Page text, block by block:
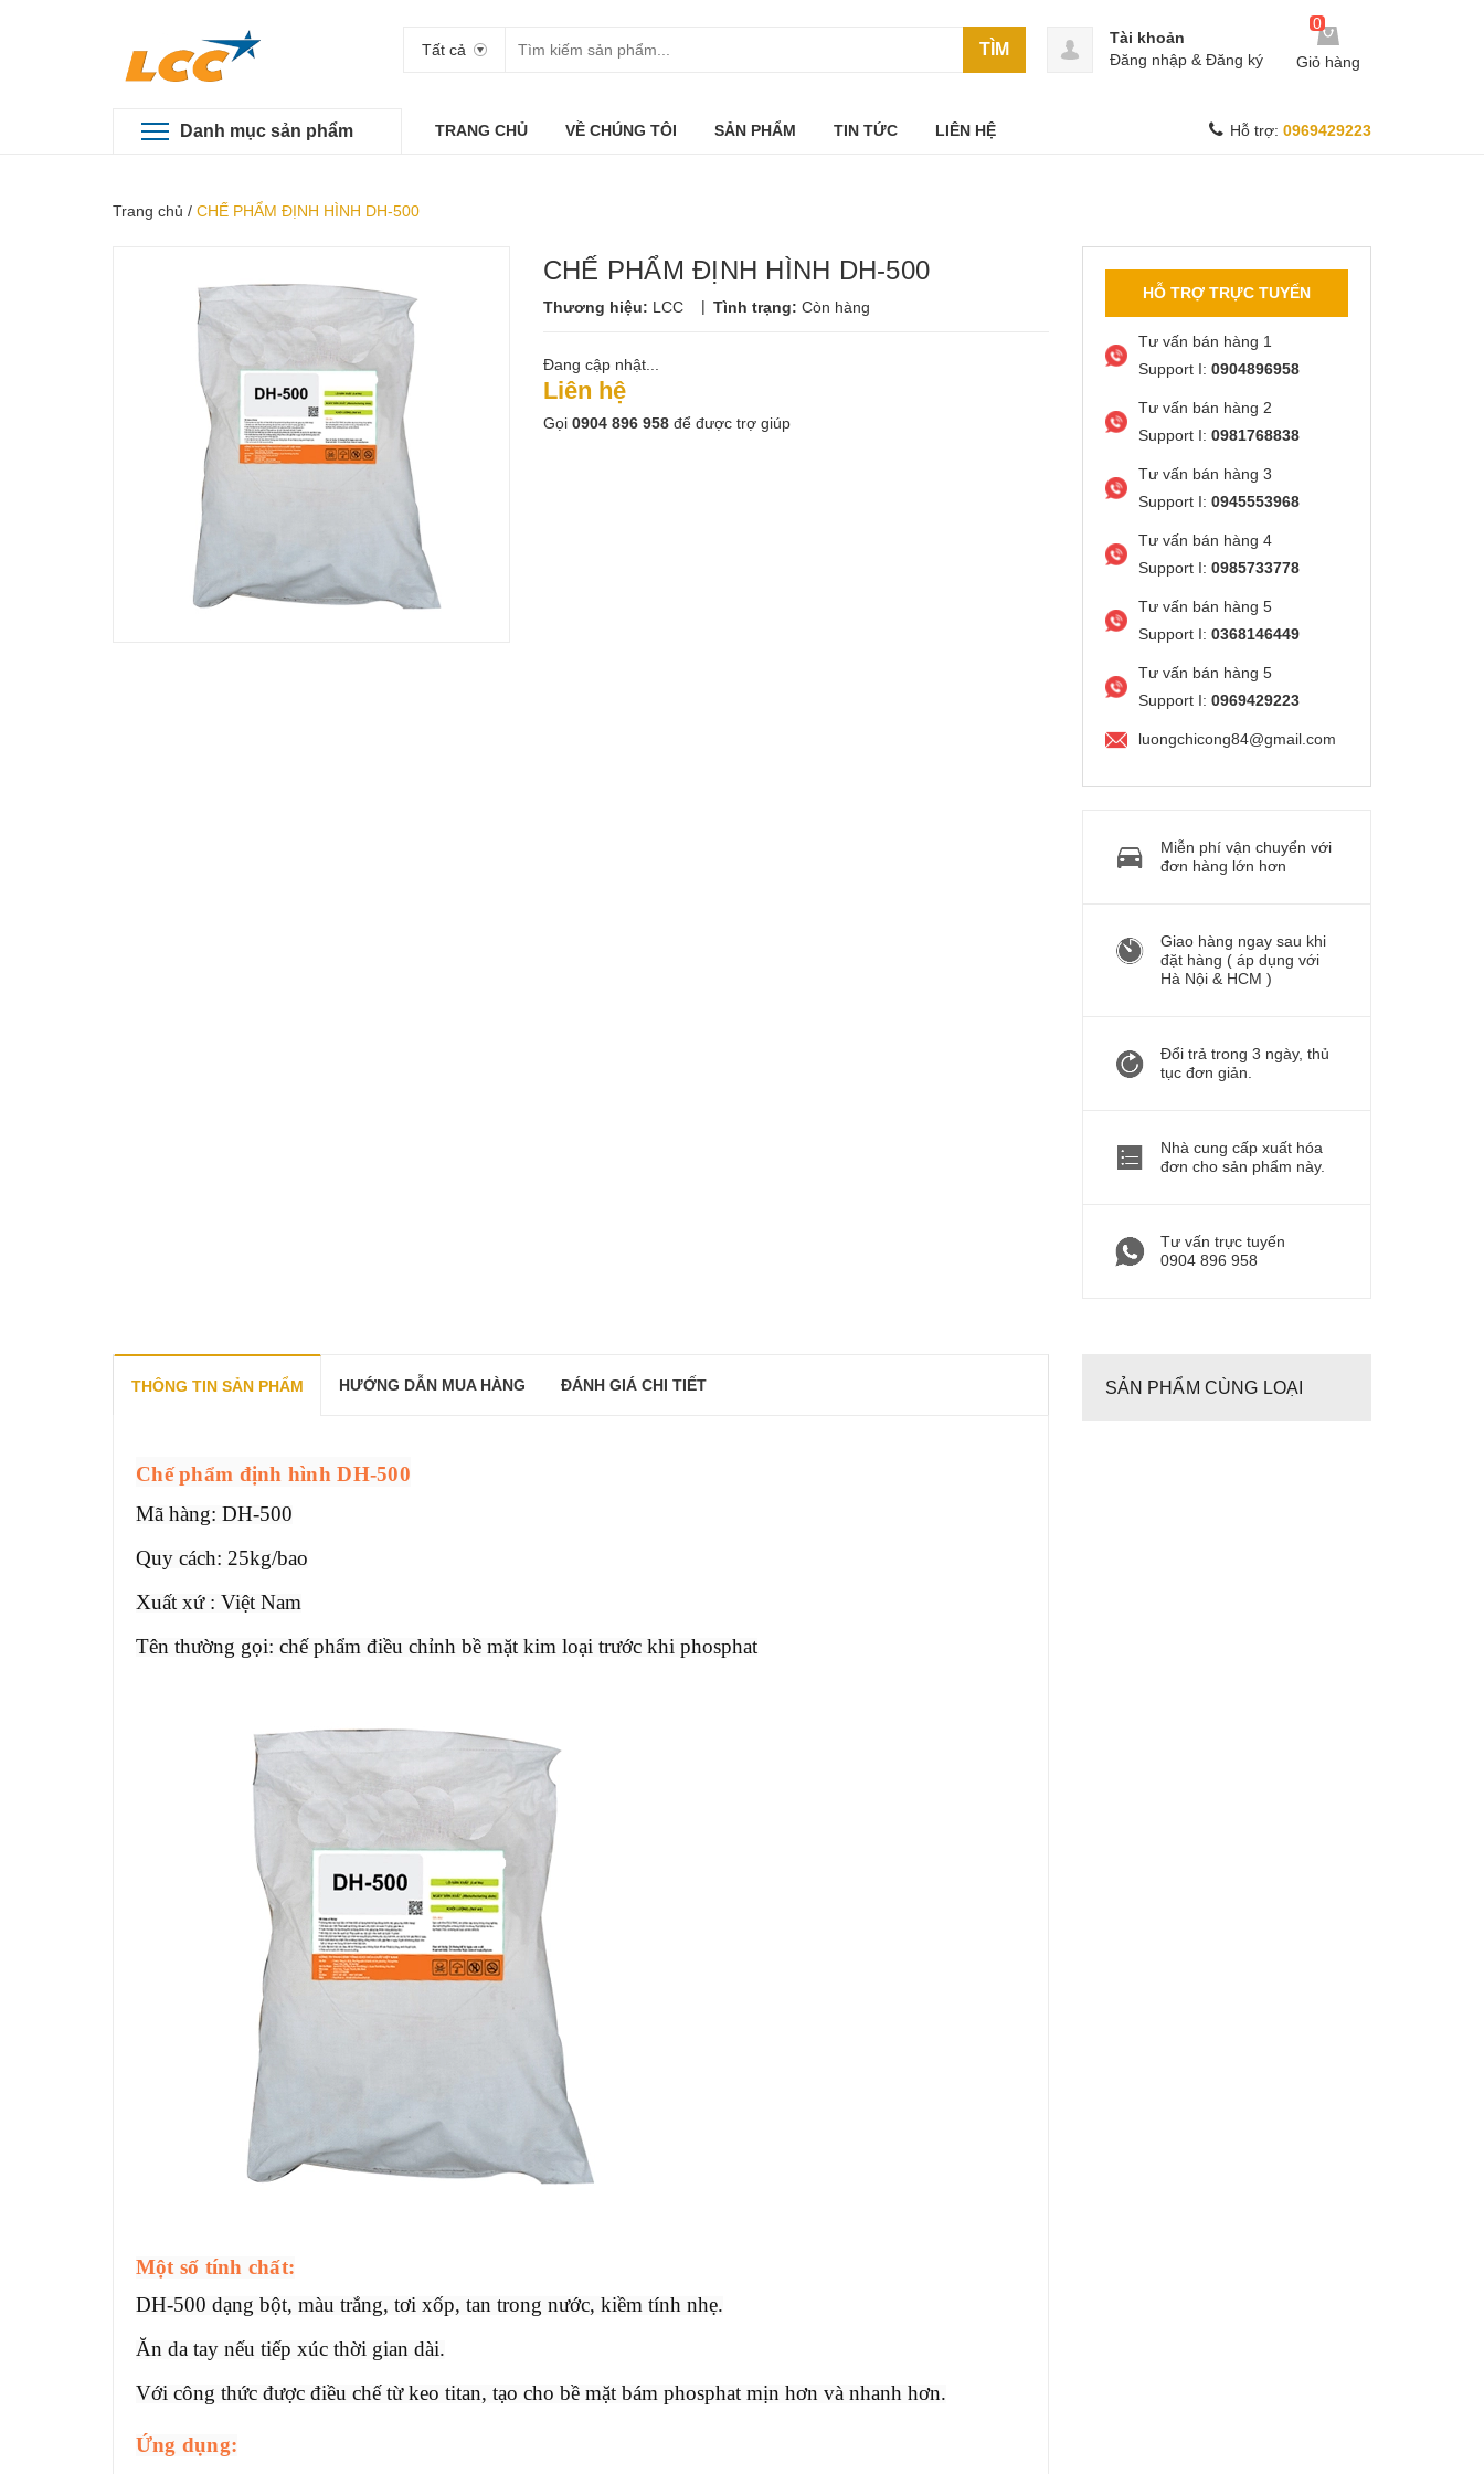
Tất cả TÌM
0
Giỏ hàng
Tài khoản
Đăng nhập & Đăng ký
Danh mục sản phẩm TRANG CHỦ VỀ CHÚNG TÔI SẢN PHẨM TIN TỨC LIÊN HỆ Hỗ trợ: 0969429223
Trang chủ / CHẾ PHẨM ĐỊNH HÌNH DH-500
CHẾ PHẨM ĐỊNH HÌNH DH-500
Thương hiệu: LCC | Tình trạng: Còn hàng
Đang cập nhật...
Liên hệ
Gọi 0904 896 958 để được trợ giúp
HỖ TRỢ TRỰC TUYẾN
Tư vấn bán hàng 1
Support I: 0904896958
Tư vấn bán hàng 2
Support I: 0981768838
Tư vấn bán hàng 3
Support I: 0945553968
Tư vấn bán hàng 4
Support I: 0985733778
Tư vấn bán hàng 5
Support I: 0368146449
Tư vấn bán hàng 5
Support I: 0969429223
luongchicong84@gmail.com
Miễn phí vận chuyển với
đơn hàng lớn hơn
Giao hàng ngay sau khi
đặt hàng ( áp dụng với
Hà Nội & HCM )
Đổi trả trong 3 ngày, thủ
tục đơn giản.
Nhà cung cấp xuất hóa
đơn cho sản phẩm này.
Tư vấn trực tuyến
0904 896 958
THÔNG TIN SẢN PHẨM HƯỚNG DẪN MUA HÀNG ĐÁNH GIÁ CHI TIẾT
Chế phẩm định hình DH-500
Mã hàng: DH-500
Quy cách: 25kg/bao
Xuất xứ : Việt Nam
Tên thường gọi: chế phẩm điều chỉnh bề mặt kim loại trước khi phosphat
Một số tính chất:
DH-500 dạng bột, màu trắng, tơi xốp, tan trong nước, kiềm tính nhẹ.
Ăn da tay nếu tiếp xúc thời gian dài.
Với công thức được điều chế từ keo titan, tạo cho bề mặt bám phosphat mịn hơn và nhanh hơn.
Ứng dụng:
SẢN PHẨM CÙNG LOẠI